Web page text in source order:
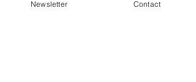
Titre / Title
Newsletter Contact